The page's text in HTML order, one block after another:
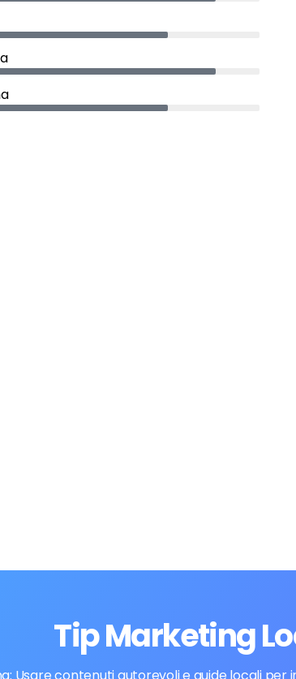
Tip Marketing